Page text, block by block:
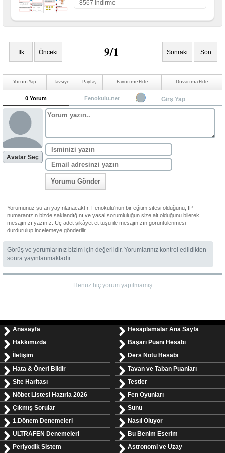
8567 indirme
İlk Önceki 9/1 Sonraki Son
Yorum Yap Tavsiye Paylaş Favorime Ekle Duvarıma Ekle
0 Yorum Fenokulu.net Girş Yap
Avatar Seç
Yorumu Gönder
Yorumunuz şu an yayınlanacaktır. Fenokulu'nun bir eğitim sitesi olduğunu, IP
numaranızın bizde saklandığını ve yasal sorumluluğun size ait olduğunu bilerek
mesajınızı yazınız. Üç adet şikâyet et tuşu ile mesajınızın görüntülenmesi
durdurulup incelemeye gönderilir.
Görüş ve yorumlarınız bizim için değerlidir. Yorumlarınız kontrol edildikten
sonra yayınlanmaktadır.
Henüz hiç yorum yapılmamış
Anasayfa
Hakkımızda
İletişim
Hata & Öneri Bildir
Site Haritası
Nöbet Listesi Hazırla 2026
Çıkmış Sorular
1.Dönem Denemeleri
ULTRAFEN Denemeleri
Periyodik Sistem
Hesaplamalar Ana Sayfa
Başarı Puanı Hesabı
Ders Notu Hesabı
Tavan ve Taban Puanları
Testler
Fen Oyunları
Sunu
Nasıl Oluyor
Bu Benim Eserim
Astronomi ve Uzay